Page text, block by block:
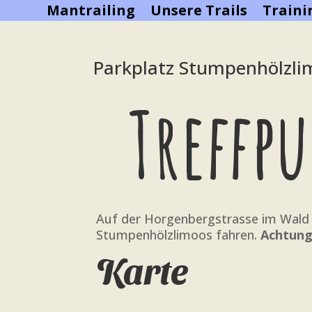
Mantrailing Unsere Trails
Parkplatz
Auf der Horgenbergstrasse im
Stumpenhölzlimoos fahren.
Karte